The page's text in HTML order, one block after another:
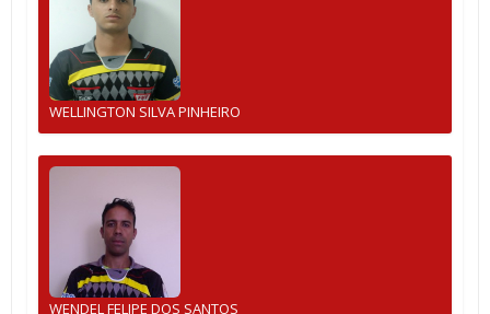
WELLINGTON SILVA PINHEIRO
WENDEL FELIPE DOS SANTOS